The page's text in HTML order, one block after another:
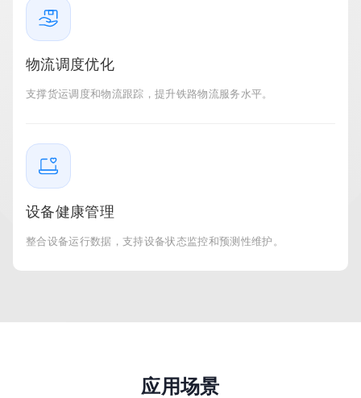
物流调度优化
支撑货运调度和物流跟踪，提升铁路物流服务水平。
设备健康管理
整合设备运行数据，支持设备状态监控和预测性维护。
应用场景